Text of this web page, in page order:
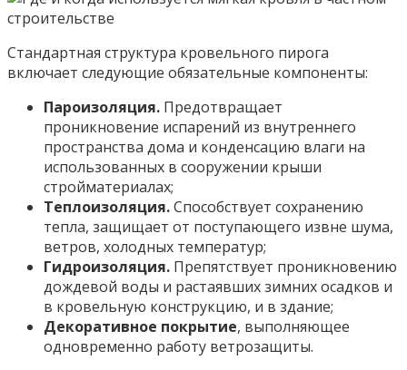
Стандартная структура кровельного пирога
включает следующие обязательные компоненты:
Пароизоляция. Предотвращает
проникновение испарений из внутреннего
пространства дома и конденсацию влаги на
использованных в сооружении крыши
стройматериалах;
Теплоизоляция.Способствует сохранению
тепла, защищает от поступающего извне шума,
ветров, холодных температур;
Гидроизоляция. Препятствует проникновению
дождевой воды и растаявших зимних осадков и
в кровельную конструкцию, и в здание;
Декоративное покрытие, выполняющее
одновременно работу ветрозащиты.